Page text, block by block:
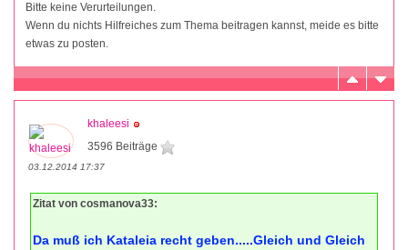
Bitte keine Verurteilungen.
Wenn du nichts Hilfreiches zum Thema beitragen kannst, meide es bitte
etwas zu posten.
khaleesi
3596 Beiträge
03.12.2014 17:37
Zitat von cosmanova33:
Da muß ich Kataleia recht geben.....Gleich und Gleich